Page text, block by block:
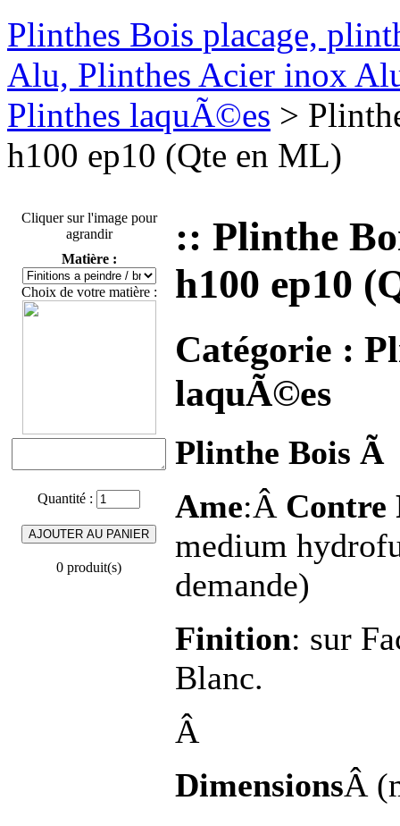
Plinthes Bois placage,
Alu, Plinthes Acier inox
Plinthes laquÃ©es >
h100 ep10 (Qte en ML)
Cliquer sur l'image pour
agrandir
Matière :
Choix de votre matière :
Quantité :
0 produit(s)
:: Plinthe
h100 ep10
Catégorie :
laquÃ©es
Plinthe Bois
Ame:Â
medium
demande)
Finition: sur
Blanc.
Â
DimensionsÂ